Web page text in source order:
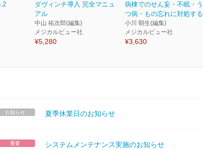
ダヴィンチ導入 完全マニュ
アル
中山 祐次郎(編集)
メジカルビュー社
¥5,280
病棟でのせん妄・不眠・う
つ病・もの忘れに対処する
小川 朝生(編集)
メジカルビュー社
¥3,630
お知らせ 夏季休業日のお知らせ
重要 システムメンテナンス実施のお知らせ